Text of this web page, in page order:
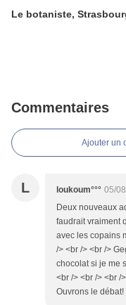
Le botaniste,
Commentaires
Ajouter un
L loukoum°°° 05/
Deux nouveaux
faudrait vraiment
avec les copains
/> <br /> <br />
chocolat si je me
<br /> <br /> <br /
Ouvrons le débat!